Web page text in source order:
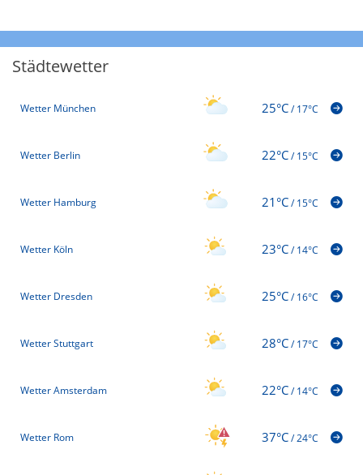
Städtewetter
Wetter München 25°C/17°C
Wetter Berlin 22°C/15°C
Wetter Hamburg 21°C/15°C
Wetter Köln 23°C/14°C
Wetter Dresden 25°C/16°C
Wetter Stuttgart 28°C/17°C
Wetter Amsterdam 22°C/14°C
Wetter Rom 37°C/24°C